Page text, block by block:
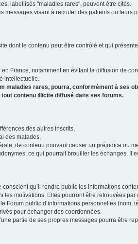
labellisés "maladies rares", peuvent être cités.
messages visant à recruter des patients ou
dont le contenu peut être contrôlé et qui
France, notamment en évitant la diffusion de
intellectuelle.
maladies rares, pourra, conformément à ses
contenu illicite diffusé dans ses forums.
des autres inscrits,
des malades,
de contenu pouvant causer un préjudice ou
ce qui pourrait brouiller les échanges.
qu’il rendre public les informations
les motivations. Elles pourront être retrouvées
Forum public d’informations personnelles
pour échanger des coordonnées.
partie de ses propres messages pourra être